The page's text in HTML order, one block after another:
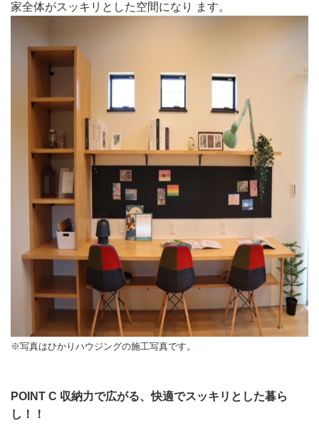
家全体がスッキリとした空間になり ます。
※写真はひかりハウジングの施工写真です。
POINT C 収納力で広がる、快適でスッキリとした暮ら
し！！